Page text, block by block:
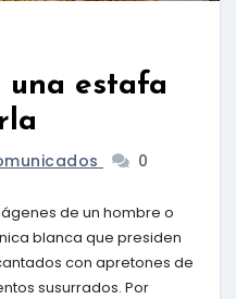
una estafa
0
de un hombre o
blanca que presiden
con apretones de
susurrados. Por